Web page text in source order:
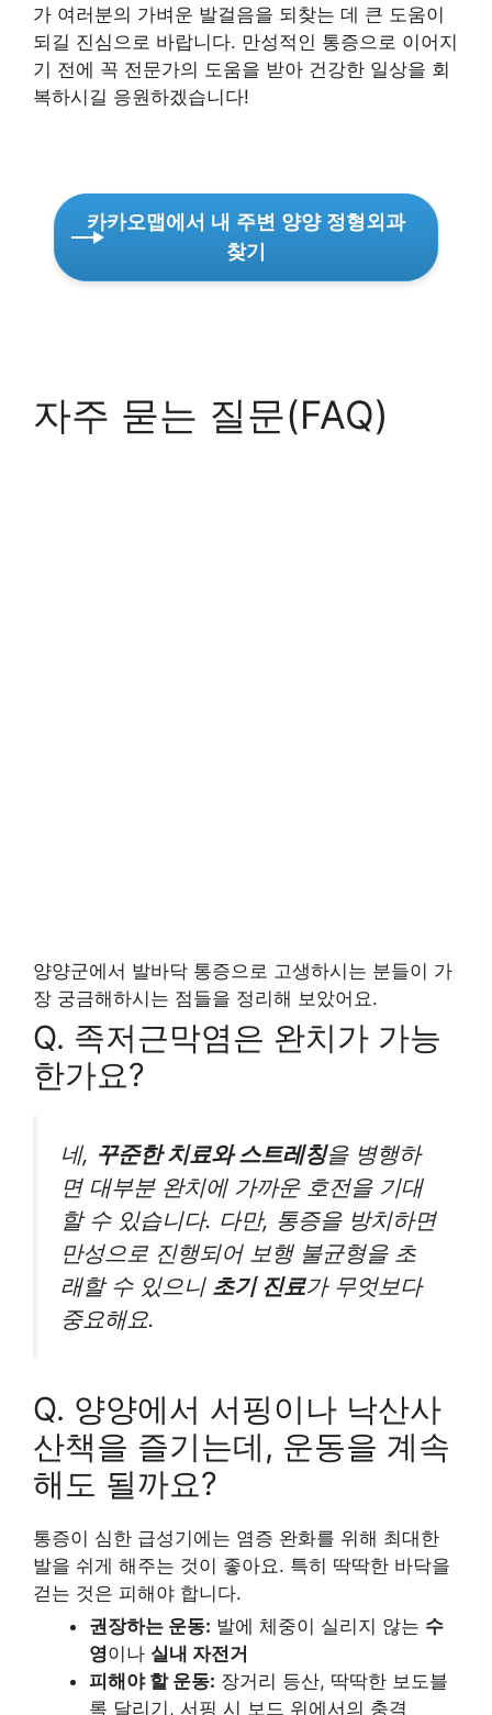
가 여러분의 가벼운 발걸음을 되찾는 데 큰 도움이
되길 진심으로 바랍니다. 만성적인 통증으로 이어지
기 전에 꼭 전문가의 도움을 받아 건강한 일상을 회
복하시길 응원하겠습니다!
카카오맵에서 내 주변 양양 정형외과
찾기
자주 묻는 질문(FAQ)
양양군에서 발바닥 통증으로 고생하시는 분들이 가
장 궁금해하시는 점들을 정리해 보았어요.
Q. 족저근막염은 완치가 가능
한가요?
네, 꾸준한 치료와 스트레칭을 병행하
면 대부분 완치에 가까운 호전을 기대
할 수 있습니다. 다만, 통증을 방치하면
만성으로 진행되어 보행 불균형을 초
래할 수 있으니 초기 진료가 무엇보다
중요해요.
Q. 양양에서 서핑이나 낙산사
산책을 즐기는데, 운동을 계속
해도 될까요?
통증이 심한 급성기에는 염증 완화를 위해 최대한
발을 쉬게 해주는 것이 좋아요. 특히 딱딱한 바닥을
걷는 것은 피해야 합니다.
권장하는 운동: 발에 체중이 실리지 않는 수
영이나 실내 자전거
피해야 할 운동: 장거리 등산, 딱딱한 보도블
록 달리기, 서핑 시 보드 위에서의 충격